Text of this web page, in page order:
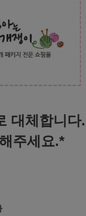
대체합니다.
주세요.*